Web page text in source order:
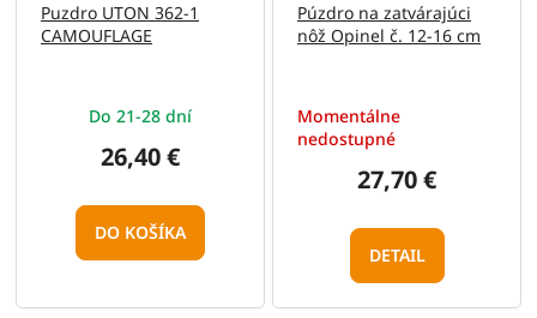
Puzdro UTON 362-1
CAMOUFLAGE
Do 21-28 dní
26,40 €
DO KOŠÍKA
Púzdro na zatvárajúci
nôž Opinel č. 12-16 cm
Momentálne
nedostupné
27,70 €
DETAIL